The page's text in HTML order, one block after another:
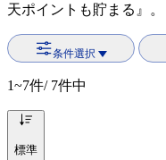
天ポイントも貯まる』。
条件選択
1~7件/ 7件中
標準